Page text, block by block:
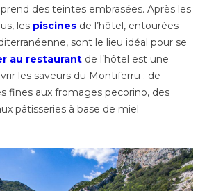
des teintes embrasées. Après les
les piscines de l’hôtel, entourées
sont le lieu idéal pour se
au restaurant de l’hôtel est une
les saveurs du Montiferru : de
fines aux fromages pecorino, des
pâtisseries à base de miel